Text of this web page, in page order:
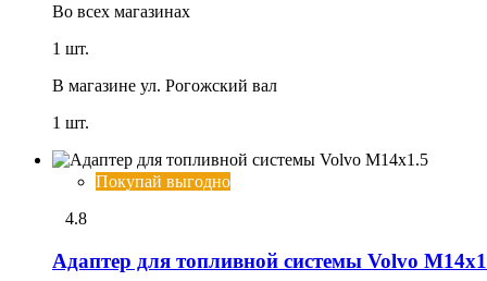
Во всех магазинах
1 шт.
В магазине ул. Рогожский вал
1 шт.
Покупай выгодно
4.8
Адаптер для топливной системы Volvo